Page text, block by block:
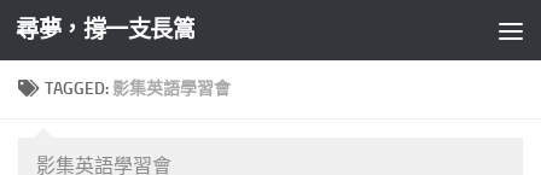
Skip to content
尋夢，撐一支長篙
TAGGED: 影集英語學習會
影集英語學習會